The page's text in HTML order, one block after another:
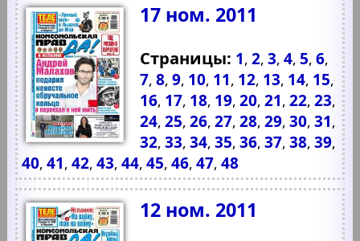
17 ном. 2011
Страницы: 1,2,3,4, 5,6,
7,8,9, 10, 11, 12, 13, 14, 15,
16, 17, 18, 19,20,21,22,23,
24,25,26,27,28,29,30,31,
32,33,34,35,36,37,38,39,
40,41,42,43,44,45,46,47,48
12 ном. 2011